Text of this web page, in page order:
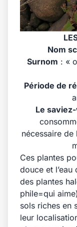
Nom
Surnom : «
Période de
Le
nécessaire de
Ces plantes
douce et
des plantes
phile=qui
sols riches en
leur